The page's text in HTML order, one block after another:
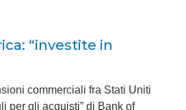
“investite in
commerciali fra Stati Uniti
per gli acquisti” di Bank of